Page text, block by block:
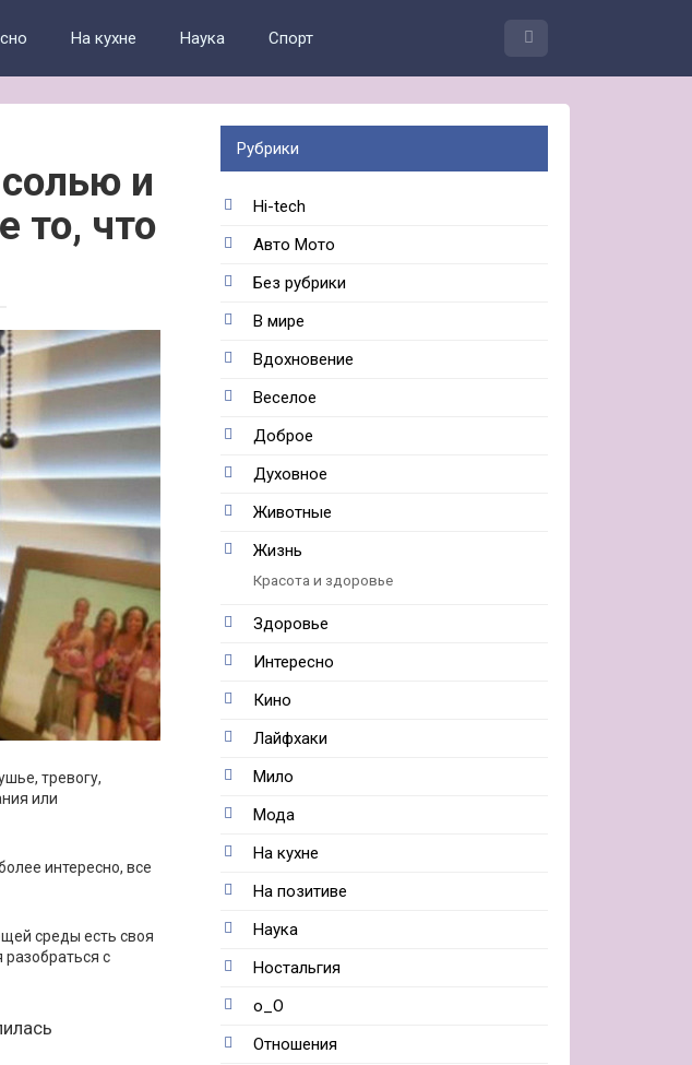
На кухне Наука Спорт
и
то, что
тревогу,
или
интересно, все
среды есть своя
с
Рубрики
Hi-tech
Авто Мото
Без рубрики
В мире
Вдохновение
Веселое
Доброе
Духовное
Животные
Жизнь
Красота и здоровье
Здоровье
Интересно
Кино
Лайфхаки
Мило
Мода
На кухне
На позитиве
Наука
Ностальгия
о_О
Отношения